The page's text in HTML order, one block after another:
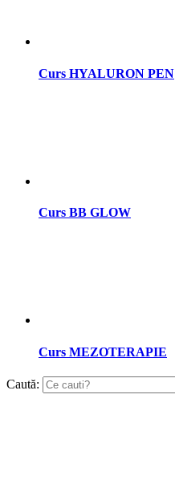
Curs HYALURON PEN
Curs BB GLOW
Curs MEZOTERAPIE
Caută: